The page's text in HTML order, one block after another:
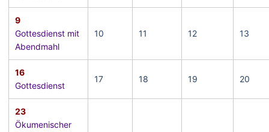
9
Gottesdienst mit
Abendmahl
10 11 12 13
16
Gottesdienst
17 18 19 20
23
Ökumenischer